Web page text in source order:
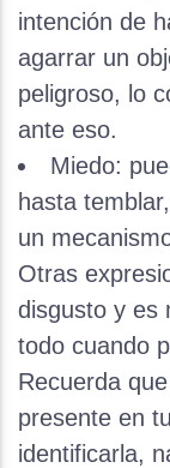
intención de
agarrar un
peligroso, lo
ante eso.
Miedo:
hasta
un
Otras
disgusto y es
todo cuando
Recuerda
presente en
identificarla,